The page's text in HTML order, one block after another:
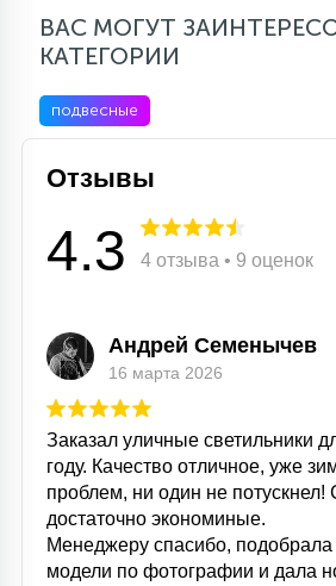
ВАС МОГУТ
КАТЕГОРИИ
подвесные
Отзывы
4.3 4 отзыва • 9 оценок
Андрей Семенычев
16 марта 2026
Заказал уличные светильники
году. Качество отличное, уже
проблем, ни один не потускнел!
достаточно экономиные.
Менеджеру спасибо,
модели по фотографии и дала